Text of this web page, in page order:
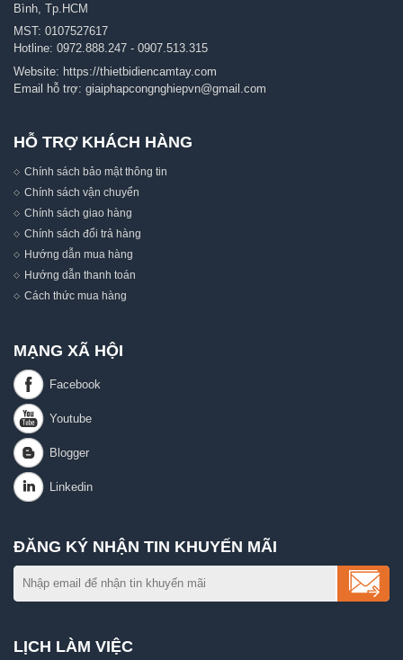
Bình, Tp.HCM
MST: 0107527617
Hotline: 0972.888.247 - 0907.513.315
Website: https://thietbidiencamtay.com
Email hỗ trợ: giaiphapcongnghiepvn@gmail.com
HỖ TRỢ KHÁCH HÀNG
Chính sách bảo mật thông tin
Chính sách vận chuyển
Chính sách giao hàng
Chính sách đổi trả hàng
Hướng dẫn mua hàng
Hướng dẫn thanh toán
Cách thức mua hàng
MẠNG XÃ HỘI
ĐĂNG KÝ NHẬN TIN KHUYẾN MÃI
LỊCH LÀM VIỆC